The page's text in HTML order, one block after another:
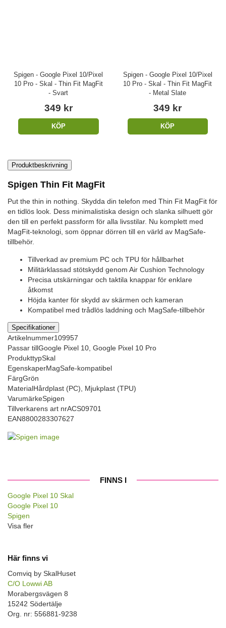
Spigen - Google Pixel 10/Pixel
10 Pro - Skal - Thin Fit MagFit
- Svart
349 kr
KÖP
Spigen - Google Pixel 10/Pixel
10 Pro - Skal - Thin Fit MagFit
- Metal Slate
349 kr
KÖP
Produktbeskrivning
Spigen Thin Fit MagFit
Put the thin in nothing. Skydda din telefon med Thin Fit MagFit för
en tidlös look. Dess minimalistiska design och slanka silhuett gör
den till en perfekt passform för alla livsstilar. Nu komplett med
MagFit-teknologi, som öppnar dörren till en värld av MagSafe-
tillbehör.
Tillverkad av premium PC och TPU för hållbarhet
Militärklassad stötskydd genom Air Cushion Technology
Precisa utskärningar och taktila knappar för enklare
åtkomst
Höjda kanter för skydd av skärmen och kameran
Kompatibel med trådlös laddning och MagSafe-tillbehör
Specifikationer
Artikelnummer109957
Passar tillGoogle Pixel 10, Google Pixel 10 Pro
ProdukttypSkal
EgenskaperMagSafe-kompatibel
FärgGrön
MaterialHårdplast (PC), Mjukplast (TPU)
VarumärkeSpigen
Tillverkarens art nrACS09701
EAN8800283307627
FINNS I
Google Pixel 10 Skal
Google Pixel 10
Spigen
Visa fler
Här finns vi
Comviq by SkalHuset
C/O Lowwi AB
Morabergsvägen 8
15242 Södertälje
Org. nr: 556881-9238